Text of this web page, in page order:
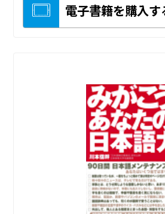
電子書籍を購入す